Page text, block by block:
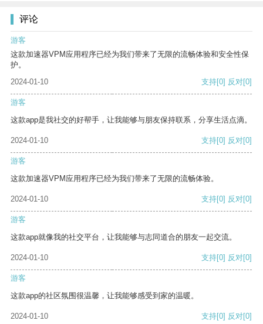
评论
游客
这款加速器VPM应用程序已经为我们带来了无限的流畅体验和安全性保
护。
2024-01-10
支持[0] 反对[0]
游客
这款app是我社交的好帮手，让我能够与朋友保持联系，分享生活点滴。
2024-01-10 支持[0] 反对[0]
游客
这款加速器VPM应用程序已经为我们带来了无限的流畅体验。
2024-01-10 支持[0] 反对[0]
游客
这款app就像我的社交平台，让我能够与志同道合的朋友一起交流。
2024-01-10 支持[0] 反对[0]
游客
这款app的社区氛围很温馨，让我能够感受到家的温暖。
2024-01-10 支持[0] 反对[0]